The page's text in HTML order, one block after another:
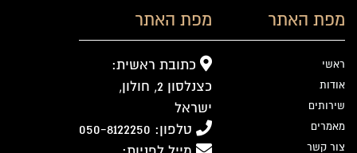
מפת האתר
ראשי
אודות
שירותים
מאמרים
צור קשר
מפת האתר
כתובת ראשית:
כצנלסון 2, חולון,
ישראל
טלפון: 050-8122250